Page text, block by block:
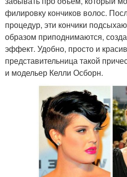
филировку кончиков волос.
процедур, эти кончики
образом приподнимаются,
эффект. Удобно, просто и
представительница такой
и модельер Келли Осборн.